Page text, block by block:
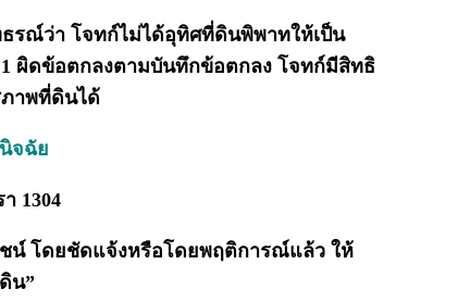
รณ์ว่า โจทก์ไม่ได้อุทิศที่ดินพิพาทให้เป็น
ผิดข้อตกลงตามบันทึกข้อตกลง โจทก์มีสิทธิ
าพที่ดินได้
จฉัย
1304
น์ โดยชัดแจ้งหรือโดยพฤติการณ์แล้ว ให้
น”